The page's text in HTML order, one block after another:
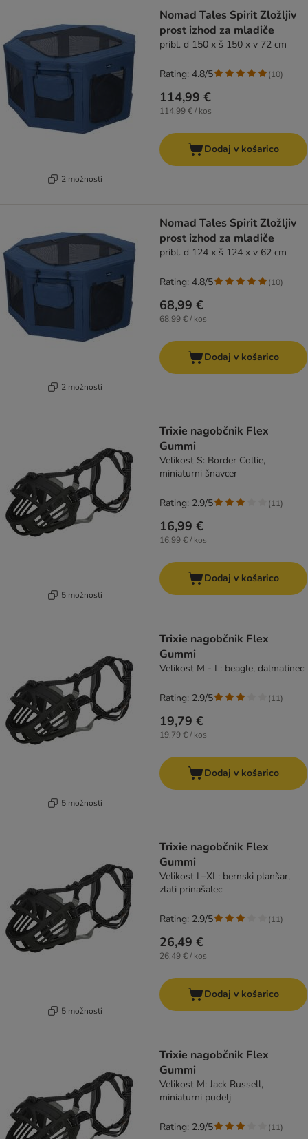
2 možnosti
Nomad Tales Spirit Zložljiv
prost izhod za mladiče
pribl. d 150 x š 150 x v 72 cm
114,99 €
114,99 € / kos
Rating: 4.8/5 (10)
Dodaj v košarico
2 možnosti
Nomad Tales Spirit Zložljiv
prost izhod za mladiče
pribl. d 124 x š 124 x v 62 cm
68,99 €
68,99 € / kos
Rating: 4.8/5 (10)
Dodaj v košarico
5 možnosti
Trixie nagobčnik Flex
Gummi
Velikost S: Border Collie,
miniaturni šnavcer
16,99 €
16,99 € / kos
Rating: 2.9/5 (11)
Dodaj v košarico
5 možnosti
Trixie nagobčnik Flex
Gummi
Velikost M - L: beagle, dalmatinec
19,79 €
19,79 € / kos
Rating: 2.9/5 (11)
Dodaj v košarico
5 možnosti
Trixie nagobčnik Flex
Gummi
Velikost L–XL: bernski planšar,
zlati prinašalec
26,49 €
26,49 € / kos
Rating: 2.9/5 (11)
Dodaj v košarico
Trixie nagobčnik Flex
Gummi
Velikost M: Jack Russell,
miniaturni pudelj
Rating: 2.9/5 (11)